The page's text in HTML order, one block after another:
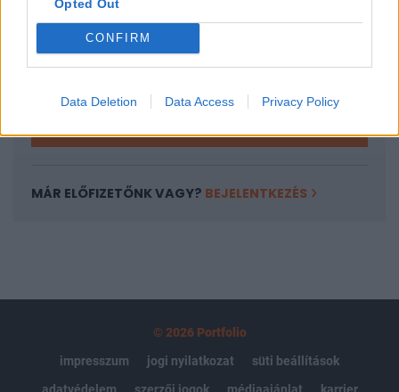
Opted Out
CONFIRM
Data Deletion Data Access Privacy Policy
Portfolio.hu teljes cikkarchívum
MÁR ELŐFIZETŐNK VAGY? BEJELENTKEZÉS
© 2026 Portfolio
impresszum
jogi nyilatkozat
süti beállítások
adatvédelem
szerzői jogok médiaajánlat karrier